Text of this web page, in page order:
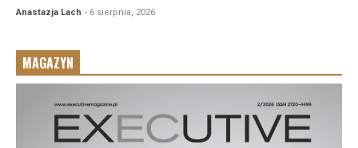
Anastazja Lach - 6 sierpnia, 2026
MAGAZYN